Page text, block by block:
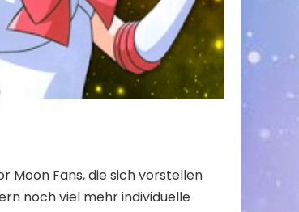
Moon Fans, die sich vorstellen
noch viel mehr individuelle